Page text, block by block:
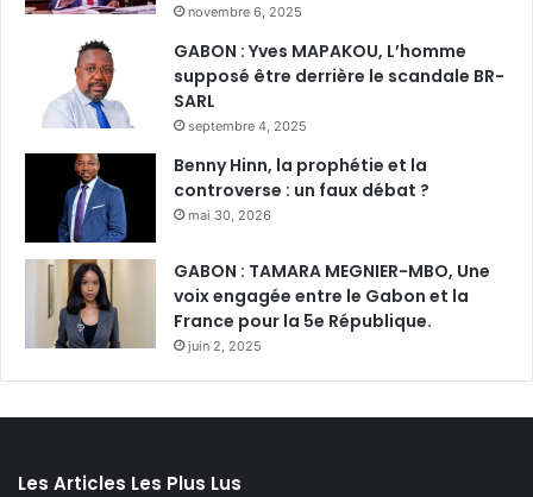
novembre 6, 2025
GABON : Yves MAPAKOU, L’homme
supposé être derrière le scandale BR-
SARL
septembre 4, 2025
Benny Hinn, la prophétie et la
controverse : un faux débat ?
mai 30, 2026
GABON : TAMARA MEGNIER-MBO, Une
voix engagée entre le Gabon et la
France pour la 5e République.
juin 2, 2025
Les Articles Les Plus Lus